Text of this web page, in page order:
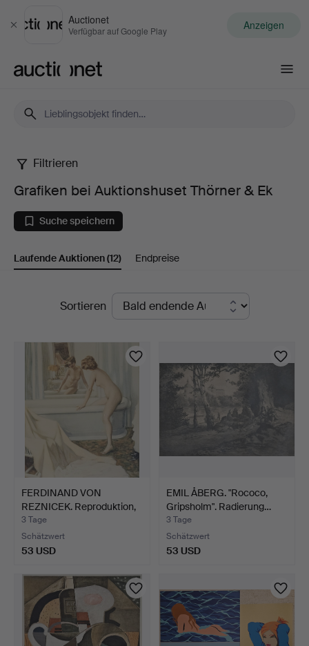
Schließen
Auctionet
Verfügbar auf Google Play Anzeigen
Grafiken
bei
Auktionshuset
Thörner
Ek
Filtrieren
Grafiken bei Auktionshuset Thörner & Ek
Suche speichern
Laufende Auktionen(12) Endpreise
LaufendeSortieren
FERDINAND VON
REZNICEK. Reproduktion,
im D…
3 Tage
Schätzwert
53 USD
EMIL ÅBERG. "Rococo,
Gripsholm". Radierung…
3 Tage
Schätzwert
53 USD